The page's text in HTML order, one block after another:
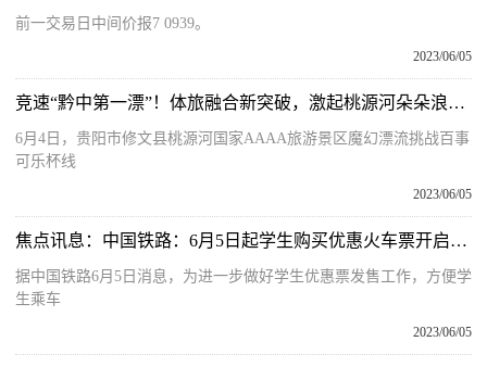
前一交易日中间价报7 0939。
2023/06/05
竞速“黔中第一漂”！体旅融合新突破，激起桃源河朵朵浪花！ 热议
6月4日，贵阳市修文县桃源河国家AAAA旅游景区魔幻漂流挑战百事
可乐杯线
2023/06/05
焦点讯息：中国铁路：6月5日起学生购买优惠火车票开启在线资质核验
据中国铁路6月5日消息，为进一步做好学生优惠票发售工作，方便学
生乘车
2023/06/05